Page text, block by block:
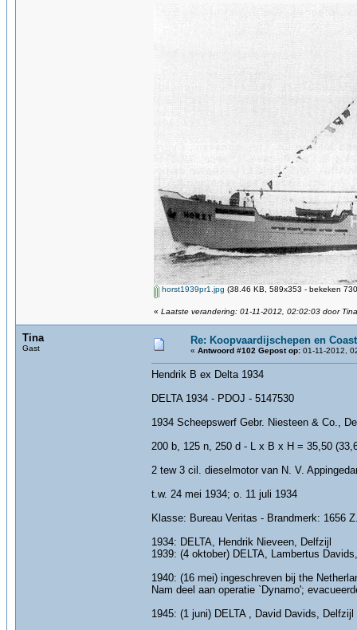
horst1939pr1.jpg (38.46 KB, 589x353 - bekeken
« Laatste verandering: 01-11-2012, 02:02:03 door Tina
Tina
Gast
Re: Koopvaardijschepen en
« Antwoord #102 Gepost op: 01-11-2012,
Hendrik B ex Delta 1934
DELTA 1934 - PDOJ - 5147530
1934 Scheepswerf Gebr. Niesteen & Co.,
200 b, 125 n, 250 d - L x B x H = 35,50
2 tew 3 cil. dieselmotor van N. V.
t.w. 24 mei 1934; o. 11 juli 1934
Klasse: Bureau Veritas - Brandmerk: 1656
1934: DELTA, Hendrik Nieveen, Delfzijl
1939: (4 oktober) DELTA, Lambertus
1940: (16 mei) ingeschreven bij the
Nam deel aan operatie `Dynamo';
1945: (1 juni) DELTA , David Davids, Delfzijl